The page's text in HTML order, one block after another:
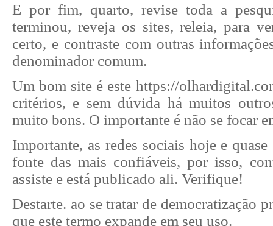
E por fim, quarto, revise toda a
terminou, reveja os sites, releia, para
certo, e contraste com outras
denominador comum.
Um bom site é este https://
critérios, e sem dúvida há muitos
muito bons. O importante é não se focar
Importante, as redes sociais hoje e
fonte das mais confiáveis, por isso,
assiste e está publicado ali. Verifique!
Destarte. ao se tratar de democratização
que este termo expande em seu uso.